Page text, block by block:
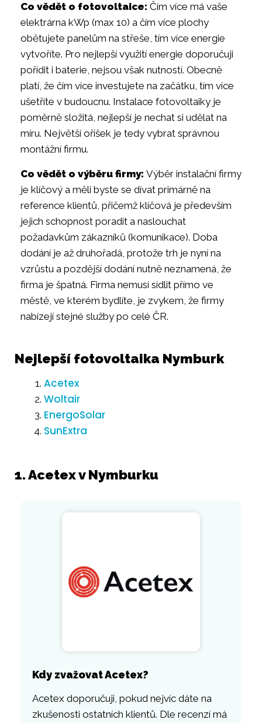
Co vědět o fotovoltaice: Čím více má vaše
elektrárna kWp (max 10) a čím více plochy
obětujete panelům na střeše, tím více energie
vytvoříte. Pro nejlepší využití energie doporučuji
pořídit i baterie, nejsou však nutností. Obecně
platí, že čím více investujete na začátku, tím více
ušetříte v budoucnu. Instalace fotovoltaiky je
poměrně složitá, nejlepší je nechat si udělat na
míru. Největší oříšek je tedy vybrat správnou
montážní firmu.
Co vědět o výběru firmy: Výběr instalační firmy
je klíčový a měli byste se dívat primárně na
reference klientů, přičemž klíčová je především
jejich schopnost poradit a naslouchat
požadavkům zákazníků (komunikace). Doba
dodání je až druhořadá, protože trh je nyní na
vzrůstu a pozdější dodání nutně neznamená, že
firma je špatná. Firma nemusí sídlit přímo ve
městě, ve kterém bydlíte, je zvykem, že firmy
nabízejí stejné služby po celé ČR.
Nejlepší fotovoltaika Nymburk
Acetex
Woltair
EnergoSolar
SunExtra
1. Acetex v Nymburku
Kdy zvažovat Acetex?
Acetex doporučuji, pokud nejvíc dáte na
zkušenosti ostatních klientů. Dle recenzí má